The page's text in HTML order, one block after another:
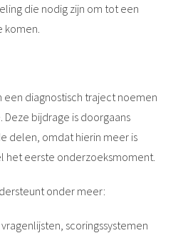
die nodig zijn om tot een
een diagnostisch traject noemen
bijdrage is doorgaans
delen, omdat hierin meer is
het eerste onderzoeksmoment.
onder meer:
scoringssystemen